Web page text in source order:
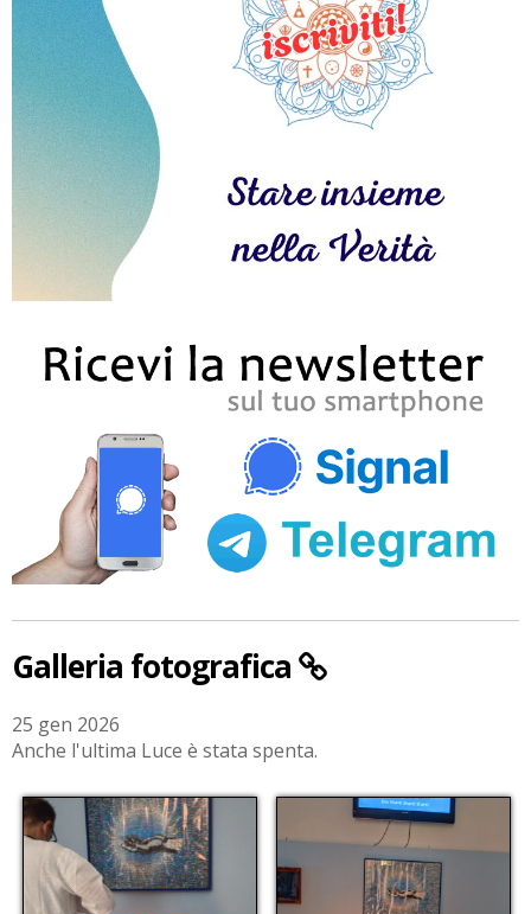
Galleria fotografica
25 gen 2026
Anche l'ultima Luce è stata spenta.